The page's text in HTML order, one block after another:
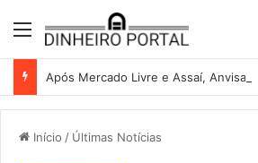
Menu
Início / Últimas Notícias